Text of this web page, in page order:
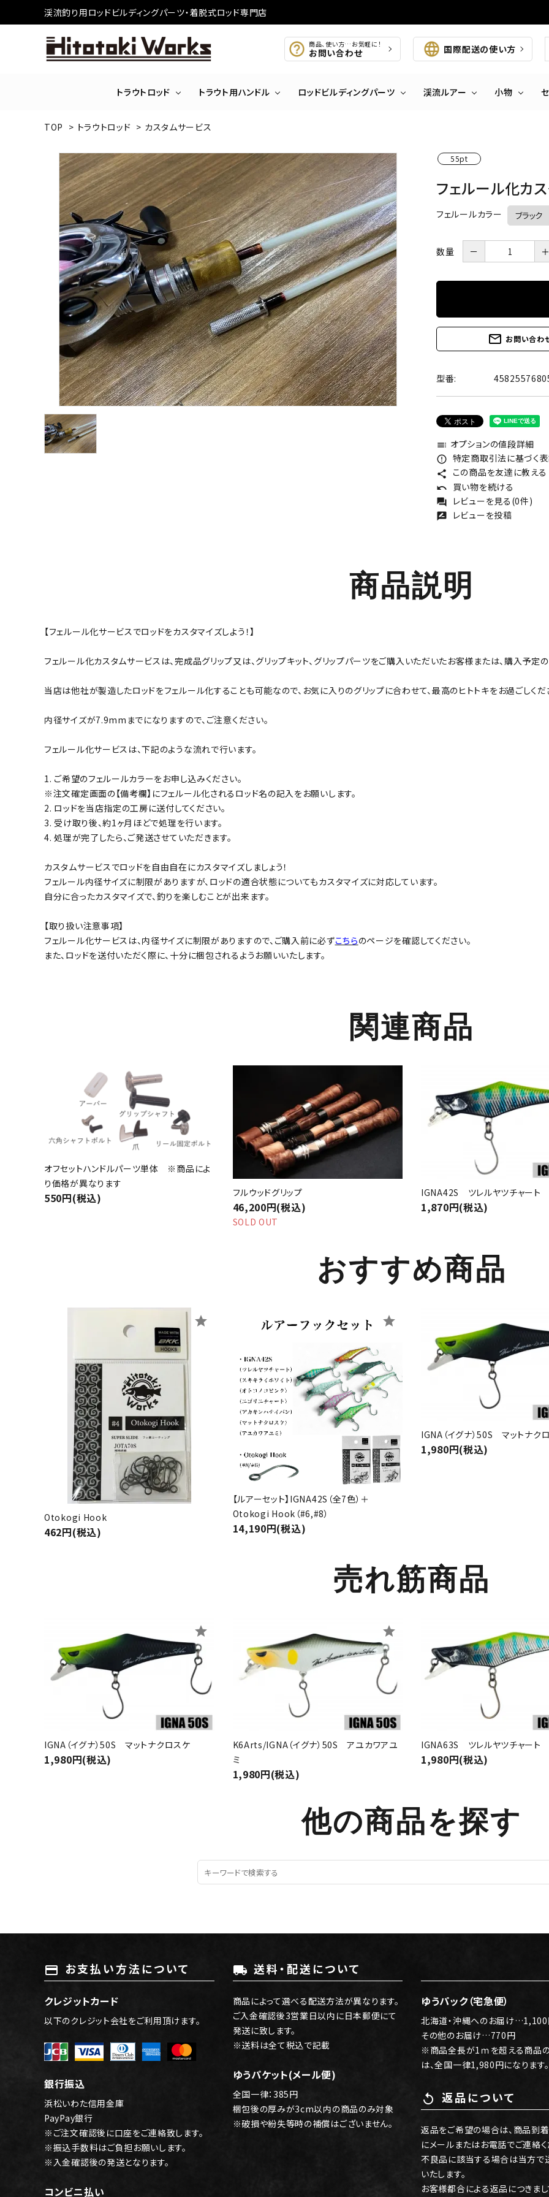
渓流釣り用ロッドビルディングパーツ・着脱式ロッド専門店
商品、使い方…お気軽に！
お問い合わせ 国際配送の使い方
トラウトロッド トラウト用ハンドル ロッドビルディングパーツ 渓流ルアー 小物
TOP > トラウトロッド > カスタムサービス
55pt
フェルール化カ
フェルールカラー
数量 － ＋
mail_outline お問い合わ
型番:
toc オプションの値段詳細
error_outline 特定商取引法に基づく
share この商品を友達に教える
undo 買い物を続ける
forum レビューを見る(0件)
rate_review レビューを投稿
商品説明
【フェルール化サービスでロッドをカスタマイズしよう！】
フェルール化カスタムサービスは、完成品グリップ又は、グリップキット、グリップパーツをご購入いただいたお客様または、購入予定
当店は他社が製造したロッドをフェルール化することも可能なので、お気に入りのグリップに合わせて、最高のヒトトキをお過ごしくだ
内径サイズが7.9mmまでになりますので、ご注意ください。
フェルール化サービスは、下記のような流れで行います。
1. ご希望のフェルールカラーをお申し込みください。
※注文確定画面の【備考欄】にフェルール化されるロッド名の記入をお願いします。
2. ロッドを当店指定の工房に送付してください。
3. 受け取り後、約1ヶ月ほどで処理を行います。
4. 処理が完了したら、ご発送させていただきます。
カスタムサービスでロッドを自由自在にカスタマイズしましょう！
フェルール内径サイズに制限がありますが、ロッドの適合状態についてもカスタマイズに対応しています。
自分に合ったカスタマイズで、釣りを楽しむことが出来ます。
【取り扱い注意事項】
フェルール化サービスは、内径サイズに制限がありますので、ご購入前に必ずこちらのページを確認してください。
また、ロッドを送付いただく際に、十分に梱包されるようお願いいたします。
関連商品
オフセットハンドルパーツ単体 ※商品によ
り価格が異なります
550円(税込) フルウッドグリップ
46,200円(税込)
SOLD OUT
IGNA42S ツレルヤツチャート
1,870円(税込)
おすすめ商品
Otokogi Hook
462円(税込)
star
【ルアーセット】IGNA42S（全7色）＋
Otokogi Hook（#6,#8）
14,190円(税込)
star
IGNA（イグナ）50S マットナク
1,980円(税込)
売れ筋商品
IGNA（イグナ）50S マットナクロスケ
1,980円(税込)
star
K6Arts/IGNA（イグナ）50S アユカワアユ
ミ
1,980円(税込)
star
IGNA63S ツレルヤツチャート
1,980円(税込)
他の商品を探す
payment お支払い方法について
クレジットカード
以下のクレジット会社をご利用頂けます。
銀行振込
浜松いわた信用金庫
PayPay銀行
※ご注文確認後に口座をご連絡致します。
※振込手数料はご負担お願いします。
※入金確認後の発送となります。
コンビニ払い
local_shipping 送料・配送について
商品によって選べる配送方法が異なります。
ご入金確認後3営業日以内に日本郵便にて
発送に致します。
※送料は全て税込で記載
ゆうパケット(メール便)
全国一律：385円
梱包後の厚みが3cm以内の商品のみ対象
※破損や紛失等時の補償はございません。
ゆうパック（宅急便）
北海道・沖縄へのお届け
その他のお届け…770円
※商品全長が1ｍを超える商品
は、全国一律1,980円になります。
replay 返品について
返品をご希望の場合は、商品到
にメールまたはお電話でご連絡く
不良品に該当する場合は当方で
いたします。
お客様都合による返品につきま